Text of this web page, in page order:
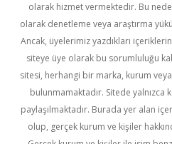
olarak hizmet vermektedir. Bu
olarak denetleme veya araştırma
Ancak, üyelerimiz yazdıkları
siteye üye olarak bu sorumluluğu
sitesi, herhangi bir marka, kurum
bulunmamaktadır. Sitede yalnızca
paylaşılmaktadır. Burada yer alan
olup, gerçek kurum ve kişiler